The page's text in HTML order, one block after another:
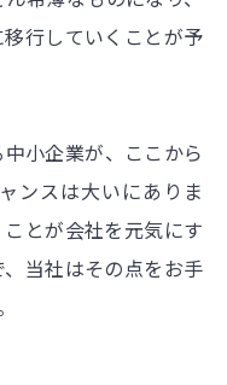
行していくことが予
小企業が、ここから
ンスは大いにありま
とが会社を元気にす
当社はその点をお手